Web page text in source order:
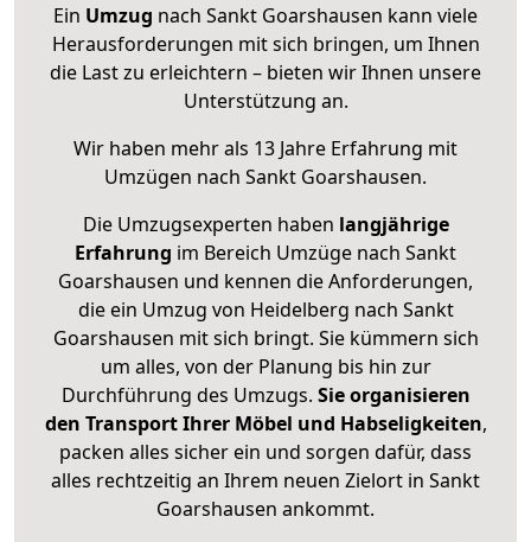
Ein Umzug nach Sankt Goarshausen kann viele
Herausforderungen mit sich bringen, um Ihnen
die Last zu erleichtern – bieten wir Ihnen unsere
Unterstützung an.
Wir haben mehr als 13 Jahre Erfahrung mit
Umzügen nach Sankt Goarshausen.
Die Umzugsexperten haben langjährige
Erfahrung im Bereich Umzüge nach Sankt
Goarshausen und kennen die Anforderungen,
die ein Umzug von Heidelberg nach Sankt
Goarshausen mit sich bringt. Sie kümmern sich
um alles, von der Planung bis hin zur
Durchführung des Umzugs. Sie organisieren
den Transport Ihrer Möbel und Habseligkeiten,
packen alles sicher ein und sorgen dafür, dass
alles rechtzeitig an Ihrem neuen Zielort in Sankt
Goarshausen ankommt.